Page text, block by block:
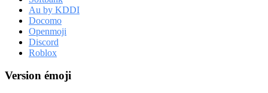
Au by KDDI
Docomo
Openmoji
Discord
Roblox
Version émoji